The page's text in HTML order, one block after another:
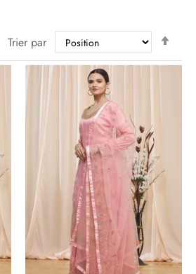
Trier par